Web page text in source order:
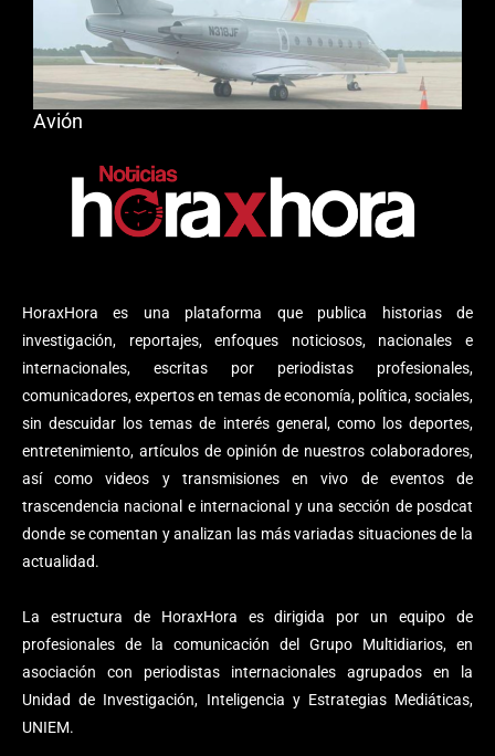
HoraxHora es una plataforma que publica historias de
investigación, reportajes, enfoques noticiosos, nacionales e
internacionales, escritas por periodistas profesionales,
comunicadores, expertos en temas de economía, política, sociales,
sin descuidar los temas de interés general, como los deportes,
entretenimiento, artículos de opinión de nuestros colaboradores,
así como videos y transmisiones en vivo de eventos de
trascendencia nacional e internacional y una sección de posdcat
donde se comentan y analizan las más variadas situaciones de la
actualidad.
La estructura de HoraxHora es dirigida por un equipo de
profesionales de la comunicación del Grupo Multidiarios, en
asociación con periodistas internacionales agrupados en la
Unidad de Investigación, Inteligencia y Estrategias Mediáticas,
UNIEM.
Avión